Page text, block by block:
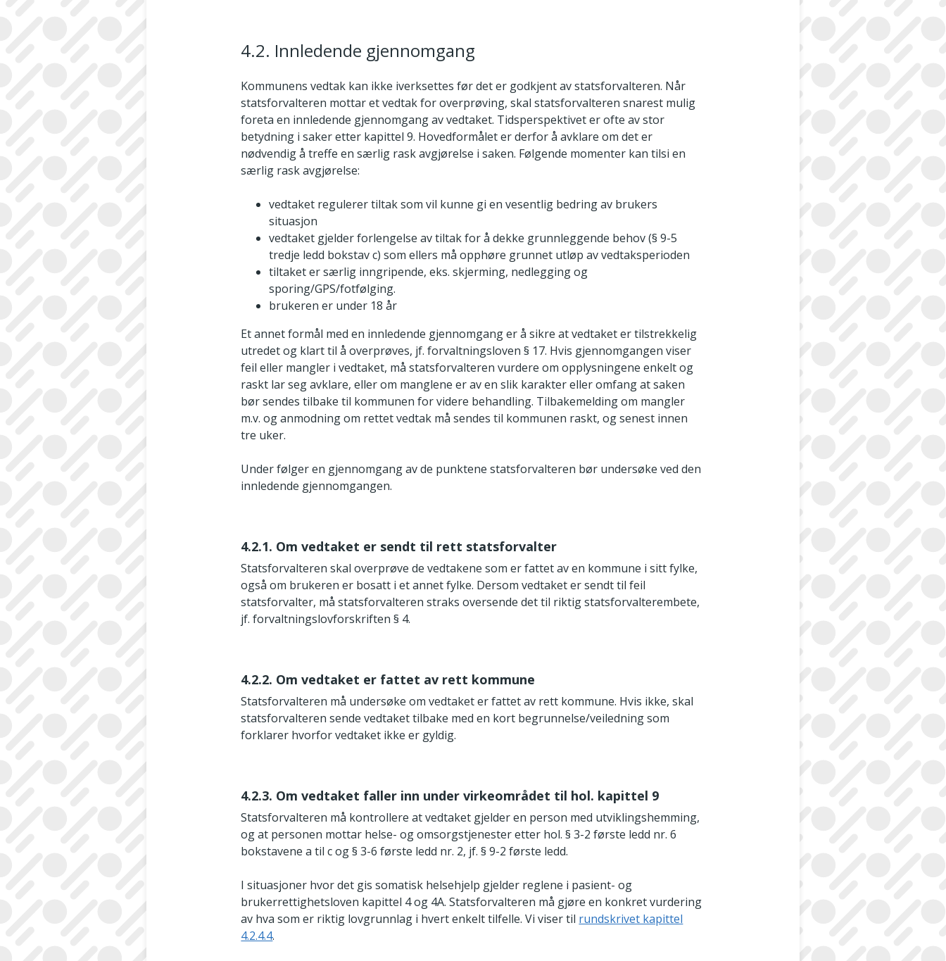
4.2. Innledende gjennomgang
Kommunens vedtak kan ikke iverksettes før det er godkjent av statsforvalteren. Når
statsforvalteren mottar et vedtak for overprøving, skal statsforvalteren snarest mulig
foreta en innledende gjennomgang av vedtaket. Tidsperspektivet er ofte av stor
betydning i saker etter kapittel 9. Hovedformålet er derfor å avklare om det er
nødvendig å treffe en særlig rask avgjørelse i saken. Følgende momenter kan tilsi en
særlig rask avgjørelse:
vedtaket regulerer tiltak som vil kunne gi en vesentlig bedring av brukers
situasjon
vedtaket gjelder forlengelse av tiltak for å dekke grunnleggende behov (§ 9-5
tredje ledd bokstav c) som ellers må opphøre grunnet utløp av vedtaksperioden
tiltaket er særlig inngripende, eks. skjerming, nedlegging og
sporing/GPS/fotfølging.
brukeren er under 18 år
Et annet formål med en innledende gjennomgang er å sikre at vedtaket er tilstrekkelig
utredet og klart til å overprøves, jf. forvaltningsloven § 17. Hvis gjennomgangen viser
feil eller mangler i vedtaket, må statsforvalteren vurdere om opplysningene enkelt og
raskt lar seg avklare, eller om manglene er av en slik karakter eller omfang at saken
bør sendes tilbake til kommunen for videre behandling. Tilbakemelding om mangler
m.v. og anmodning om rettet vedtak må sendes til kommunen raskt, og senest innen
tre uker.
Under følger en gjennomgang av de punktene statsforvalteren bør undersøke ved den
innledende gjennomgangen.
4.2.1. Om vedtaket er sendt til rett statsforvalter
Statsforvalteren skal overprøve de vedtakene som er fattet av en kommune i sitt fylke,
også om brukeren er bosatt i et annet fylke. Dersom vedtaket er sendt til feil
statsforvalter, må statsforvalteren straks oversende det til riktig statsforvalterembete,
jf. forvaltningslovforskriften § 4.
4.2.2. Om vedtaket er fattet av rett kommune
Statsforvalteren må undersøke om vedtaket er fattet av rett kommune. Hvis ikke, skal
statsforvalteren sende vedtaket tilbake med en kort begrunnelse/veiledning som
forklarer hvorfor vedtaket ikke er gyldig.
4.2.3. Om vedtaket faller inn under virkeområdet til hol. kapittel 9
Statsforvalteren må kontrollere at vedtaket gjelder en person med utviklingshemming,
og at personen mottar helse- og omsorgstjenester etter hol. § 3-2 første ledd nr. 6
bokstavene a til c og § 3-6 første ledd nr. 2, jf. § 9-2 første ledd.
I situasjoner hvor det gis somatisk helsehjelp gjelder reglene i pasient- og
brukerrettighetsloven kapittel 4 og 4A. Statsforvalteren må gjøre en konkret vurdering
av hva som er riktig lovgrunnlag i hvert enkelt tilfelle. Vi viser til rundskrivet kapittel
4.2.4.4.